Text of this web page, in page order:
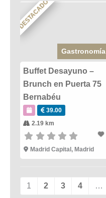
DESTACADO
Gastronomía
Buffet Desayuno –
Brunch en Puerta 75
Bernabéu
39.00
2.19 km
Madrid Capital, Madrid
1 2 3 4 …